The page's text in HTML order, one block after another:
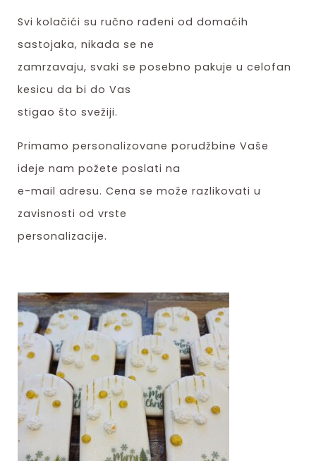
Svi kolačići su ručno rađeni od domaćih
sastojaka, nikada se ne
zamrzavaju, svaki se posebno pakuje u celofan
kesicu da bi do Vas
stigao što svežiji.
Primamo personalizovane porudžbine Vaše
ideje nam požete poslati na
e-mail adresu. Cena se može razlikovati u
zavisnosti od vrste
personalizacije.